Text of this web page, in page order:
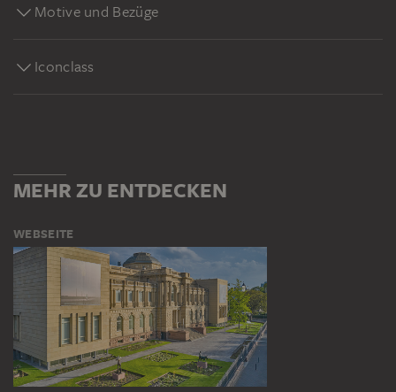
Motive und Bezüge
Iconclass
MEHR ZU ENTDECKEN
WEBSEITE